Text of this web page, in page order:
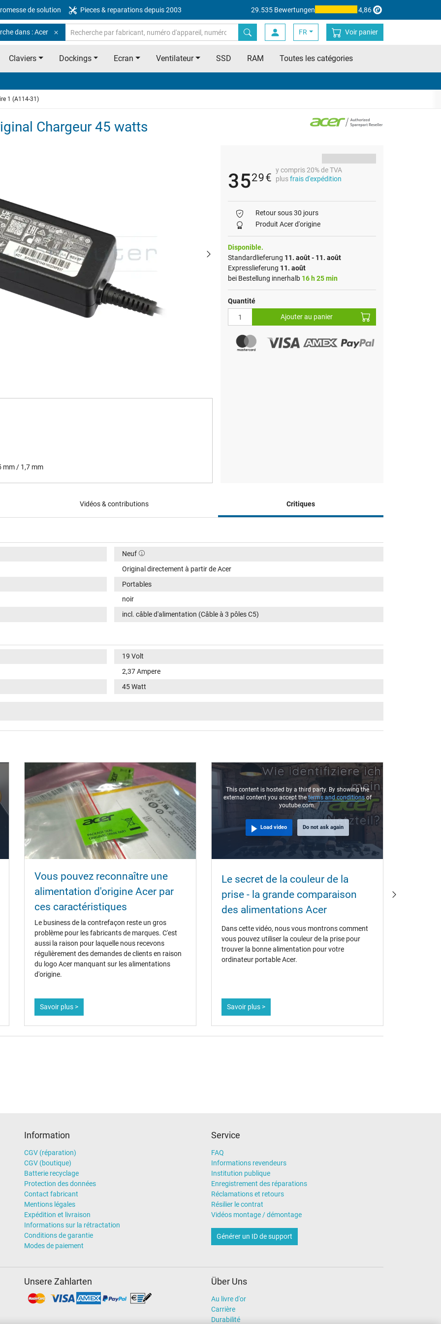
de solution Pieces & reparations depuis 2003 29.535 Bewertungen 4,86
dans : Acer FR Voir panier
Claviers Dockings Ecran Ventilateur SSD RAM Toutes les catégories
1 (A114-31)
Chargeur 45 watts
mm / 1,7 mm
3529€ y compris 20% de TVA
plusfrais d'expédition
Retour sous 30 jours
Produit Acer d'origine
Disponible.
Standardlieferung 11. août - 11. août
Expresslieferung 11. août
bei Bestellung innerhalb 16 h 25 min
Quantité
Ajouter au panier
Vidéos & contributions Critiques
Neuf
Original directement à partir de Acer
Portables
noir
incl. câble d'alimentation (Câble à 3 pôles C5)
19 Volt
2,37 Ampere
45 Watt
11,0 mm
5,5 mm / 1,7 mm
1.45 m
95 mm / 38 mm / 25 mm
oui
CE
Marque UL
NOM NYCE
PSE
Vous pouvez reconnaître une
alimentation d'origine Acer par
ces caractéristiques
Le business de la contrefaçon reste un gros
problème pour les fabricants de marques. C'est
aussi la raison pour laquelle nous recevons
régulièrement des demandes de clients en raison
du logo Acer manquant sur les alimentations
d'origine.
Savoir plus >
This content is hosted by a third party. By showing the
external content you accept theterms and conditionsof
youtube.com.
Load video Do not ask again
Le secret de la couleur de la
prise - la grande comparaison
des alimentations Acer
Dans cette vidéo, nous vous montrons comment
vous pouvez utiliser la couleur de la prise pour
trouver la bonne alimentation pour votre
ordinateur portable Acer.
Savoir plus >
Information
CGV (réparation)
CGV (boutique)
Batterie recyclage
Protection des données
Contact fabricant
Mentions légales
Expédition et livraison
Informations sur la rétractation
Conditions de garantie
Modes de paiement
Service
FAQ
Informations revendeurs
Institution publique
Enregistrement des réparations
Réclamations et retours
Résilier le contrat
Vidéos montage / démontage
Générer un ID de support
Über Uns
Au livre d'or
Carrière
Durabilité
Unsere Zahlarten